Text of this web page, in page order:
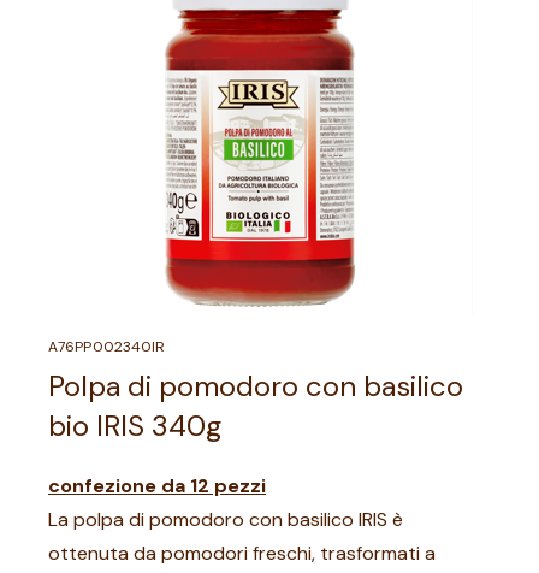
A76PP002340IR
Polpa di pomodoro con basilico
bio IRIS 340g
confezione da 12 pezzi
La polpa di pomodoro con basilico IRIS è
ottenuta da pomodori freschi, trasformati a